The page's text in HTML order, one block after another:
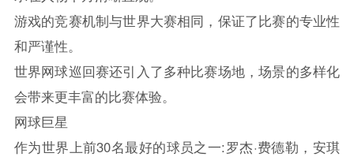
游戏的竞赛机制与世界大赛相同，保证了比赛的专业性
和严谨性。
世界网球巡回赛还引入了多种比赛场地，场景的多样化
会带来更丰富的比赛体验。
网球巨星
作为世界上前30名最好的球员之一:罗杰·费德勒，安琪